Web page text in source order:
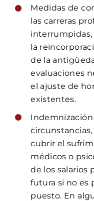
Medidas de
las carreras
interrumpidas,
la
de la
evaluaciones
el ajuste de
existentes.
cubrir el
médicos o
de los salarios
futura si no es
puesto. En